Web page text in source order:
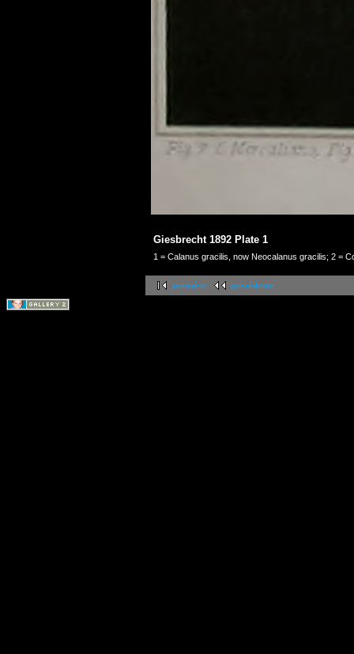
Giesbrecht 1892 Plate 1
1 = Calanus gracilis, now Neocalanus gracilis; 2 =
première précédente